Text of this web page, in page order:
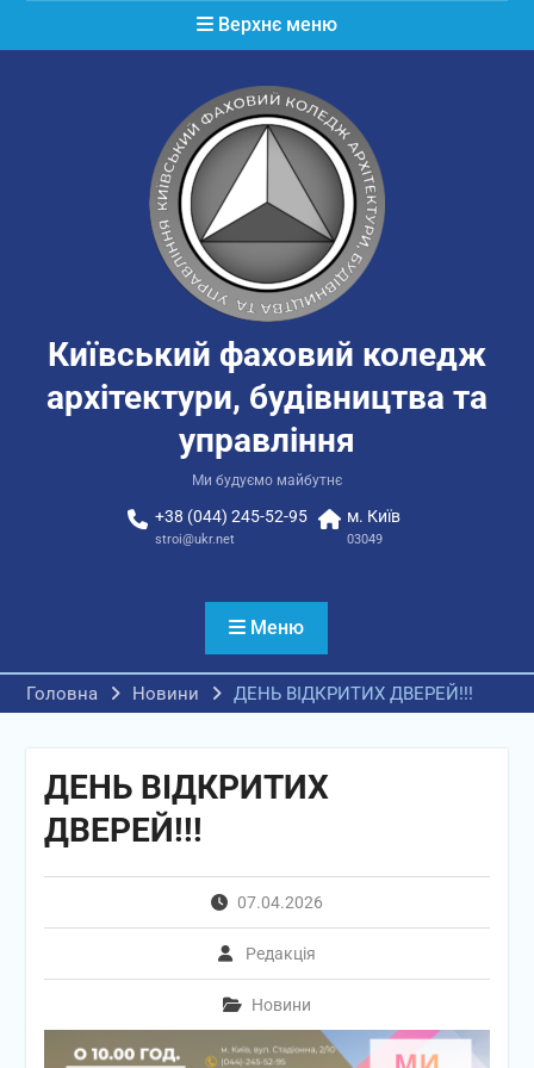
Верхнє меню
Київський фаховий коледж
архітектури, будівництва та
управління
Ми будуємо майбутнє
+38 (044) 245-52-95
stroi@ukr.net
м. Київ
03049
Меню
Головна Новини ДЕНЬ ВІДКРИТИХ ДВЕРЕЙ!!!
ДЕНЬ ВІДКРИТИХ
ДВЕРЕЙ!!!
07.04.2026
Редакція
Новини